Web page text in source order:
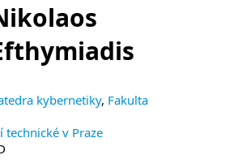
kybernetiky, Fakulta
technické v Praze